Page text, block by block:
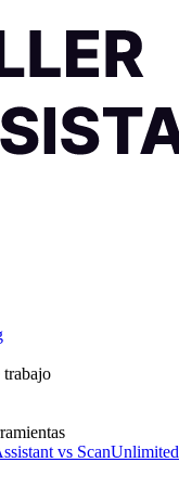
trabajo
vs ScanUnlimited